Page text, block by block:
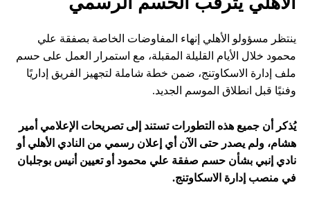
ينتظر مسؤولو الأهلي إنهاء المفاوضات الخاصة بصفقة علي
محمود خلال الأيام القليلة المقبلة، مع استمرار العمل على حسم
ملف إدارة الاسكاوتنج، ضمن خطة شاملة لتجهيز الفريق إداريًا
وفنيًا قبل انطلاق الموسم الجديد.
يُذكر أن جميع هذه التطورات تستند إلى تصريحات الإعلامي أمير
هشام، ولم يصدر حتى الآن أي إعلان رسمي من النادي الأهلي أو
نادي إنبي بشأن حسم صفقة علي محمود أو تعيين أنيس بوجلبان
في منصب إدارة الاسكاوتنج.